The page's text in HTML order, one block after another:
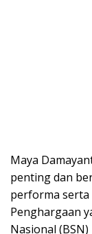
Maya
penting dan
performa serta
Penghargaan
Nasional